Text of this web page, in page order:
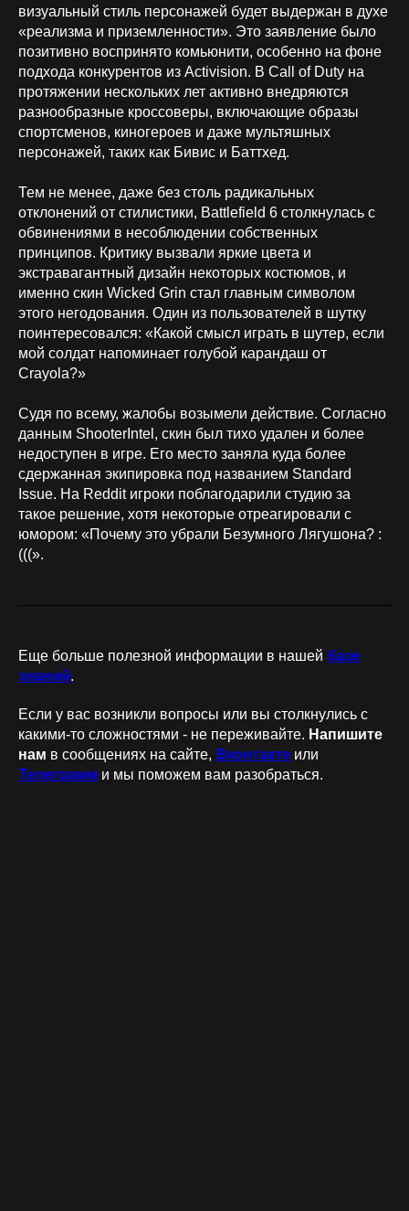
визуальный стиль персонажей будет выдержан в духе
«реализма и приземленности». Это заявление было
позитивно воспринято комьюнити, особенно на фоне
подхода конкурентов из Activision. В Call of Duty на
протяжении нескольких лет активно внедряются
разнообразные кроссоверы, включающие образы
спортсменов, киногероев и даже мультяшных
персонажей, таких как Бивис и Баттхед.
Тем не менее, даже без столь радикальных
отклонений от стилистики, Battlefield 6 столкнулась с
обвинениями в несоблюдении собственных
принципов. Критику вызвали яркие цвета и
экстравагантный дизайн некоторых костюмов, и
именно скин Wicked Grin стал главным символом
этого негодования. Один из пользователей в шутку
поинтересовался: «Какой смысл играть в шутер, если
мой солдат напоминает голубой карандаш от
Crayola?»
Судя по всему, жалобы возымели действие. Согласно
данным ShooterIntel, скин был тихо удален и более
недоступен в игре. Его место заняла куда более
сдержанная экипировка под названием Standard
Issue. На Reddit игроки поблагодарили студию за
такое решение, хотя некоторые отреагировали с
юмором: «Почему это убрали Безумного Лягушона? :
(((».
Еще больше полезной информации в нашей базе
знаний.
Если у вас возникли вопросы или вы столкнулись с
какими-то сложностями - не переживайте. Напишите
нам в сообщениях на сайте, Вконтакте или
Телеграмм и мы поможем вам разобраться.